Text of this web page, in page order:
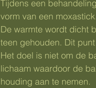
Tijdens een
vorm van een moxastick.
De warmte wordt dicht
teen gehouden. Dit
Het doel is niet om de
lichaam waardoor de
houding aan te nemen.